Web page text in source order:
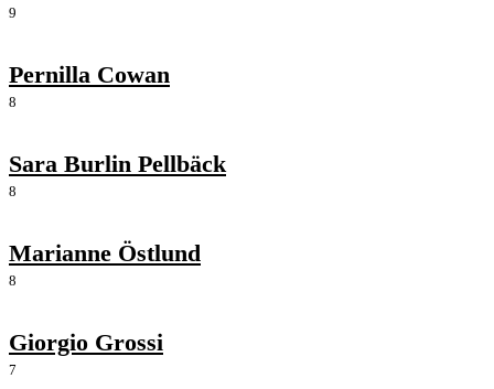
9
Pernilla Cowan
8
Sara Burlin Pellbäck
8
Marianne Östlund
8
Giorgio Grossi
7